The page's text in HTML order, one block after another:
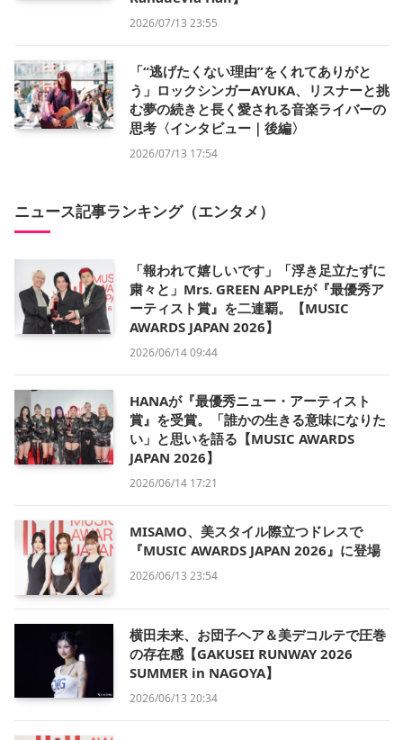
2026/07/13 23:55
「“逃げたくない理由”をくれてありがと
う」ロックシンガーAYUKA、リスナーと挑
む夢の続きと長く愛される音楽ライバーの
思考〈インタビュー｜後編〉
2026/07/13 17:54
ニュース記事ランキング（エンタメ）
「報われて嬉しいです」「浮き足立たずに
粛々と」Mrs. GREEN APPLEが『最優秀ア
ーティスト賞』を二連覇。【MUSIC
AWARDS JAPAN 2026】
2026/06/14 09:44
HANAが『最優秀ニュー・アーティスト
賞』を受賞。「誰かの生きる意味になりた
い」と思いを語る【MUSIC AWARDS
JAPAN 2026】
2026/06/14 17:21
MISAMO、美スタイル際立つドレスで
『MUSIC AWARDS JAPAN 2026』に登場
2026/06/13 23:54
横田未来、お団子ヘア＆美デコルテで圧巻
の存在感【GAKUSEI RUNWAY 2026
SUMMER in NAGOYA】
2026/06/13 20:34